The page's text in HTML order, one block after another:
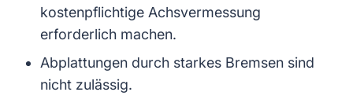
kostenpflichtige Achsvermessung
erforderlich machen.
Abplattungen durch starkes Bremsen sind
nicht zulässig.